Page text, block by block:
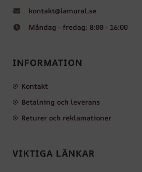
kontakt@lamural.se
Måndag - fredag: 8:00 - 16:00
INFORMATION
Kontakt
Betalning och leverans
Returer och reklamationer
VIKTIGA LÄNKAR